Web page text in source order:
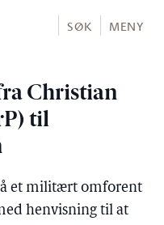
SØK MENY
Christian
til
et militært omforent
henvisning til at